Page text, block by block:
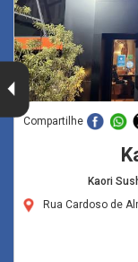
Compartilhe
Kaori
Rua Cardoso de